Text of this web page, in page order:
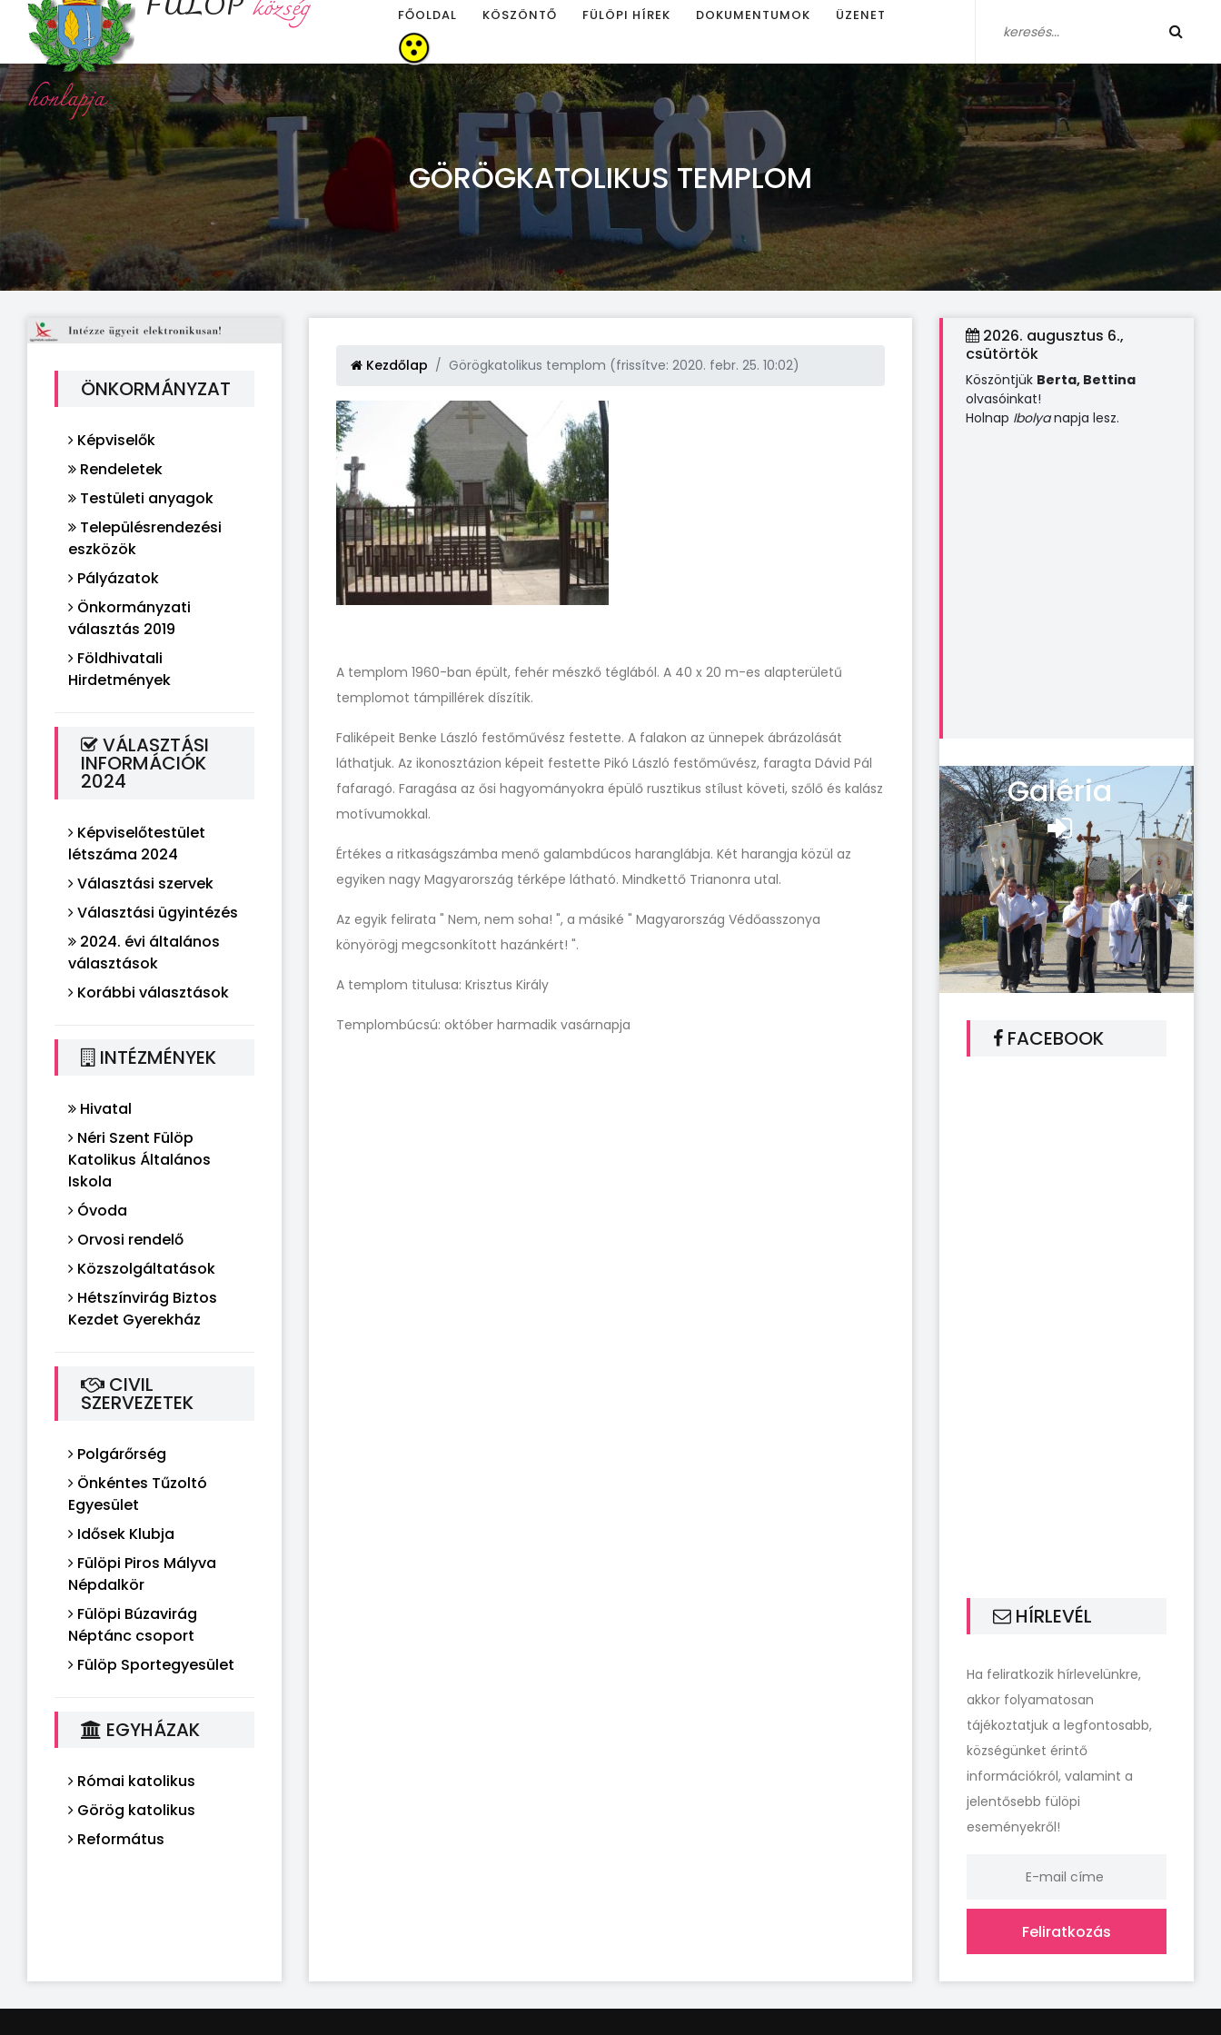
község
honlapja
FŐOLDAL KÖSZÖNTŐ FÜLÖPI HÍREK DOKUMENTUMOK ÜZENET
GÖRÖGKATOLIKUS TEMPLOM
ÖNKORMÁNYZAT
Képviselők
Rendeletek
Testületi anyagok
Településrendezési
eszközök
Pályázatok
Önkormányzati
választás 2019
Földhivatali
Hirdetmények
VÁLASZTÁSI
INFORMÁCIÓK
2024
Képviselőtestület
létszáma 2024
Választási szervek
Választási ügyintézés
2024. évi általános
választások
Korábbi választások
INTÉZMÉNYEK
Hivatal
Néri Szent Fülöp
Katolikus Általános
Iskola
Óvoda
Orvosi rendelő
Közszolgáltatások
Hétszínvirág Biztos
Kezdet Gyerekház
CIVIL
SZERVEZETEK
Polgárőrség
Önkéntes Tűzoltó
Egyesület
Idősek Klubja
Fülöpi Piros Mályva
Népdalkör
Fülöpi Búzavirág
Néptánc csoport
Fülöp Sportegyesület
EGYHÁZAK
Római katolikus
Görög katolikus
Református
Kezdőlap Görögkatolikus templom (frissítve: 2020. febr. 25. 10:02)
A templom 1960-ban épült, fehér mészkő téglából. A 40 x 20 m-es alapterületű
templomot támpillérek díszítik.
Faliképeit Benke László festőművész festette. A falakon az ünnepek ábrázolását
láthatjuk. Az ikonosztázion képeit festette Pikó László festőművész, faragta Dávid Pál
fafaragó. Faragása az ősi hagyományokra épülő rusztikus stílust követi, szőlő és kalász
motívumokkal.
Értékes a ritkaságszámba menő galambdúcos haranglábja. Két harangja közül az
egyiken nagy Magyarország térképe látható. Mindkettő Trianonra utal.
Az egyik felirata " Nem, nem soha! ", a másiké " Magyarország Védőasszonya
könyörögj megcsonkított hazánkért! ".
A templom titulusa: Krisztus Király
Templombúcsú: október harmadik vasárnapja
2026. augusztus 6.,
csütörtök
Köszöntjük Berta, Bettina
olvasóinkat!
Holnap Ibolyanapja lesz.
Galéria
FACEBOOK
HÍRLEVÉL
Ha feliratkozik hírlevelünkre,
akkor folyamatosan
tájékoztatjuk a legfontosabb,
községünket érintő
információkról, valamint a
jelentősebb fülöpi
eseményekről!
Feliratkozás